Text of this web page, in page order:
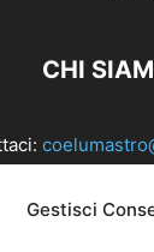
Gestisci
CHI